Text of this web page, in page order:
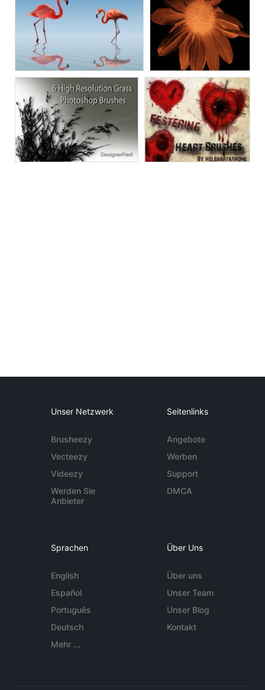
Unser Netzwerk
Brusheezy
Vecteezy
Videezy
Werden Sie
Anbieter
Seitenlinks
Angebote
Werben
Support
DMCA
Sprachen
English
Español
Português
Deutsch
Mehr ...
Über Uns
Über uns
Unser Team
Unser Blog
Kontakt